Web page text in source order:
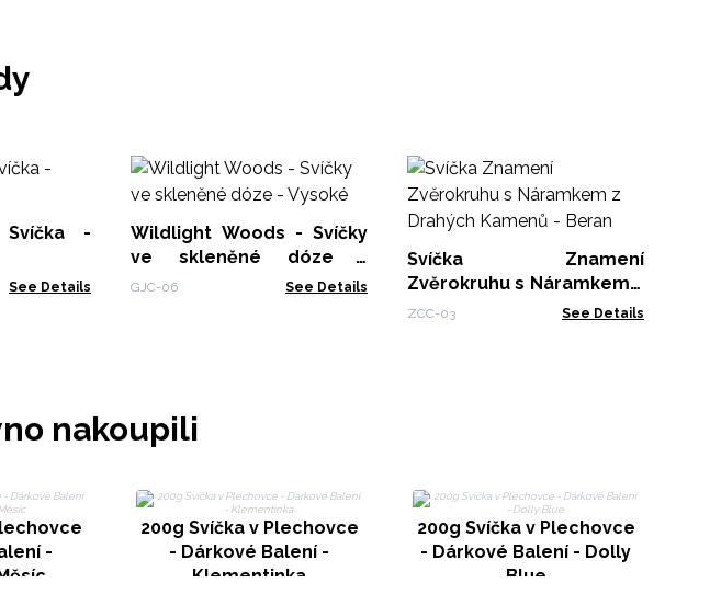
Svíčka -
See Details
Wildlight Woods - Svíčky
ve skleněné dóze -
Vysoké
GJC-06 See Details
Svíčka Znamení
Zvěrokruhu s Náramkem z
Drahých Kamenů - Beran
ZCC-03 See Details
nakoupili
-
200g Svíčka v Plechovce
- Dárkové Balení -
Klementinka
200g Svíčka v Plechovce
- Dárkové Balení - Dolly
Blue